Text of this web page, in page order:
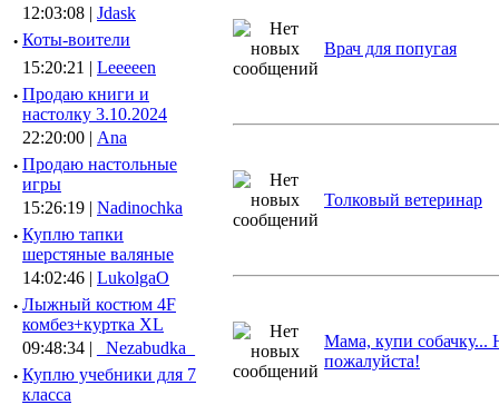
12:03:08 | Jdask
· Коты-воители
15:20:21 | Leeeeen
· Продаю книги и
настолку 3.10.2024
22:20:00 | Ana
· Продаю настольные
игры
15:26:19 | Nadinochka
· Куплю тапки
шерстяные валяные
14:02:46 | LukolgaO
· Лыжный костюм 4F
комбез+куртка XL
09:48:34 |
_Nezabudka_
· Куплю учебники для 7
класса
Врач для попугая
Толковый ветеринар
Мама, купи собачку...
пожалуйста!